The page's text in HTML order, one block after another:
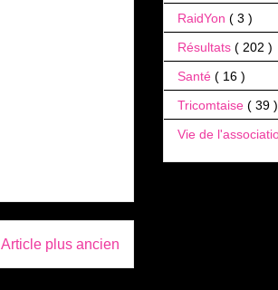
Article plus ancien
RaidYon ( 3 )
Résultats ( 202 )
Santé ( 16 )
Tricomtaise ( 39 )
Vie de